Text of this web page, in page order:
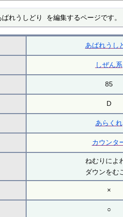
れうしどり を編集するページです。
あばれうし
しぜん系
85
D
あらくれ
カウンタ
ねむりによ
ダウンをむ
×
○